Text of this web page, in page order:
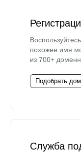
похожее имя
из 700+
Подобрать
Служба